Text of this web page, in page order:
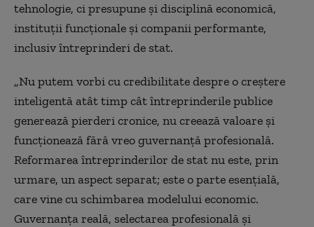
tehnologie, ci presupune şi disciplină economică,
instituţii funcţionale şi companii performante,
inclusiv întreprinderi de stat.
„Nu putem vorbi cu credibilitate despre o creştere
inteligentă atât timp cât întreprinderile publice
generează pierderi cronice, nu creează valoare şi
funcţionează fără vreo guvernanţă profesională.
Reformarea întreprinderilor de stat nu este, prin
urmare, un aspect separat; este o parte esenţială,
care vine cu schimbarea modelului economic.
Guvernanţa reală, selectarea profesională şi